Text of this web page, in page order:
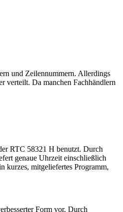
und Zeilennummern. Allerdings
verteilt. Da manchen Fachhändlern
RTC 58321 H benutzt. Durch
genaue Uhrzeit einschließlich
kurzes, mitgeliefertes Programm,
Form vor. Durch